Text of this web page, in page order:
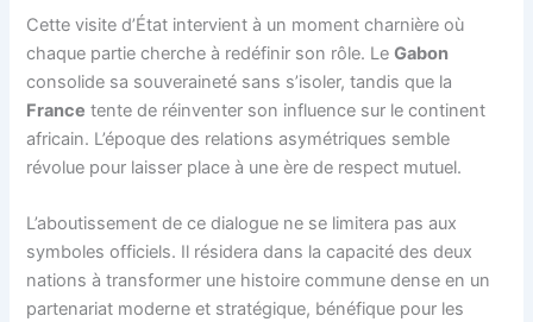
Cette visite d’État intervient à un moment charnière où
chaque partie cherche à redéfinir son rôle. LeGabon
consolide sa souveraineté sans s’isoler, tandis que la
France tente de réinventer son influence sur le continent
africain. L’époque des relations asymétriques semble
révolue pour laisser place à une ère de respect mutuel.
L’aboutissement de ce dialogue ne se limitera pas aux
symboles officiels. Il résidera dans la capacité des deux
nations à transformer une histoire commune dense en un
partenariat moderne et stratégique, bénéfique pour les